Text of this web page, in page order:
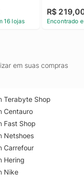
16 lojas
R$
Encontrado
em suas compras
Terabyte Shop
Centauro
Fast Shop
Netshoes
Carrefour
Hering
Nike